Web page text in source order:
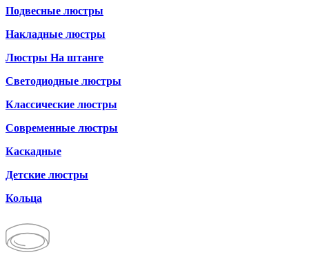
Подвесные люстры
Накладные люстры
Люстры На штанге
Светодиодные люстры
Классические люстры
Современные люстры
Каскадные
Детские люстры
Кольца